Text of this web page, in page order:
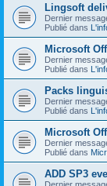
Lingsoft
Dernier
Publié dans
Microsoft
Dernier
Publié dans
Packs
Dernier
Publié dans
Microsoft
Dernier
Publié dans
ADD SP3
Dernier